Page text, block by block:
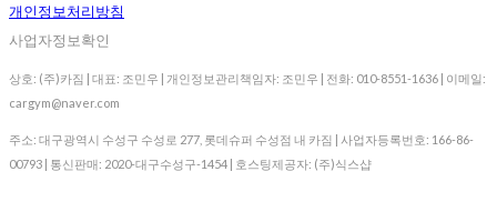
개인정보처리방침
사업자정보확인
상호: (주)카짐 | 대표: 조민우 | 개인정보관리책임자: 조민우 | 전화: 010-8551-1636 | 이메일:
cargym@naver.com
주소: 대구광역시 수성구 수성로 277, 롯데슈퍼 수성점 내 카짐 | 사업자등록번호: 166-86-
00793 | 통신판매: 2020-대구수성구-1454 | 호스팅제공자: (주)식스샵